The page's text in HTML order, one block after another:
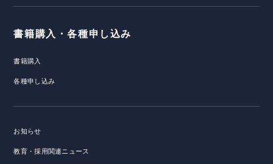
書籍購入・各種申し込み
書籍購入
各種申し込み
お知らせ
教育・採用関連ニュース